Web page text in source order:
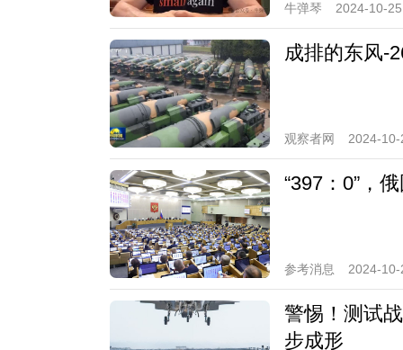
牛弹琴 2024-10-
成排的东风-
观察者网 2024-
“397：0”，
参考消息 2024-
警惕！测试
步成形